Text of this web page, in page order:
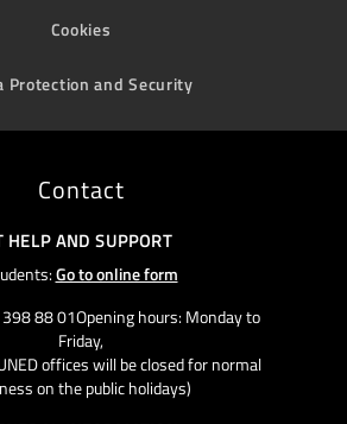
Cookies
Protection and Security
Contact
HELP AND SUPPORT
Go to online form
88 01Opening hours: Monday to
Friday,
offices will be closed for normal
on the public holidays)